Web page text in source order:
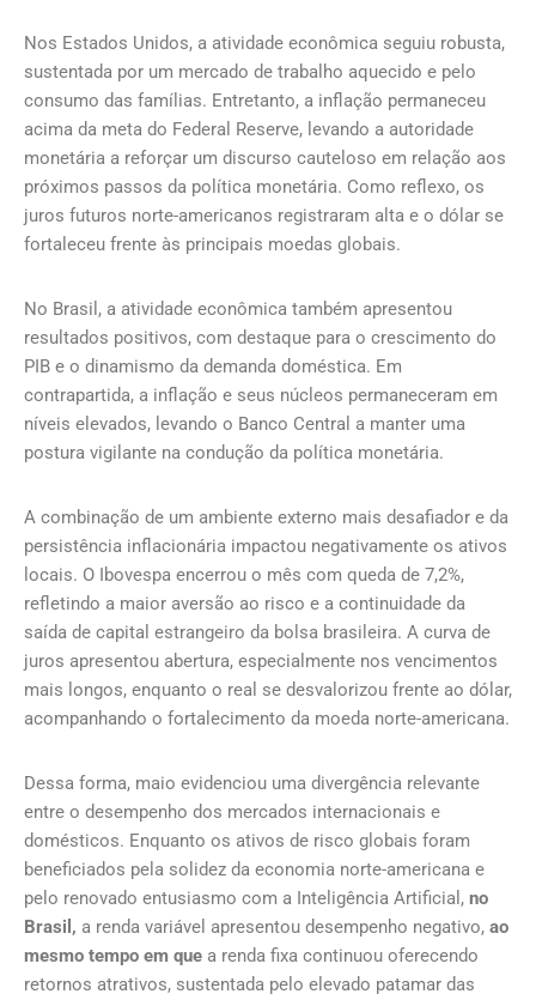
Nos Estados Unidos, a atividade econômica seguiu robusta,
sustentada por um mercado de trabalho aquecido e pelo
consumo das famílias. Entretanto, a inflação permaneceu
acima da meta do Federal Reserve, levando a autoridade
monetária a reforçar um discurso cauteloso em relação aos
próximos passos da política monetária. Como reflexo, os
juros futuros norte-americanos registraram alta e o dólar se
fortaleceu frente às principais moedas globais.
No Brasil, a atividade econômica também apresentou
resultados positivos, com destaque para o crescimento do
PIB e o dinamismo da demanda doméstica. Em
contrapartida, a inflação e seus núcleos permaneceram em
níveis elevados, levando o Banco Central a manter uma
postura vigilante na condução da política monetária.
A combinação de um ambiente externo mais desafiador e da
persistência inflacionária impactou negativamente os ativos
locais. O Ibovespa encerrou o mês com queda de 7,2%,
refletindo a maior aversão ao risco e a continuidade da
saída de capital estrangeiro da bolsa brasileira. A curva de
juros apresentou abertura, especialmente nos vencimentos
mais longos, enquanto o real se desvalorizou frente ao dólar,
acompanhando o fortalecimento da moeda norte-americana.
Dessa forma, maio evidenciou uma divergência relevante
entre o desempenho dos mercados internacionais e
domésticos. Enquanto os ativos de risco globais foram
beneficiados pela solidez da economia norte-americana e
pelo renovado entusiasmo com a Inteligência Artificial, no
Brasil , a renda variável apresentou desempenho negativo, ao
mesmo tempo em que a renda fixa continuou oferecendo
retornos atrativos, sustentada pelo elevado patamar das